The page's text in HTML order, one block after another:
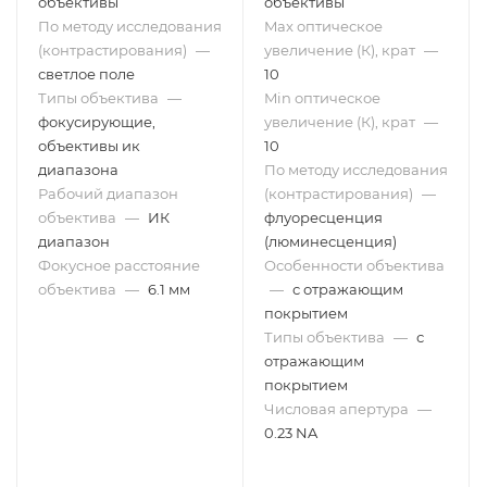
По методу исследования
(контрастирования) —
светлое поле
Типы объектива —
фокусирующие,
объективы ик
диапазона
Рабочий диапазон
объектива — ИК
диапазон
Фокусное расстояние
объектива — 6.1 мм
Max оптическое
увеличение (К), крат —
10
Min оптическое
увеличение (К), крат —
10
По методу исследования
(контрастирования) —
флуоресценция
(люминесценция)
Особенности объектива
— с отражающим
покрытием
Типы объектива — с
отражающим
покрытием
Числовая апертура —
0.23 NA